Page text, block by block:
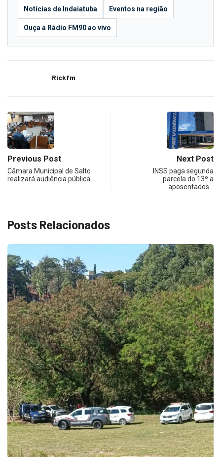
Notícias de Indaiatuba Eventos na região
Ouça a Rádio FM90 ao vivo
Rickfm
Previous Post
Câmara Municipal de Salto
realizará audiência pública
Next Post
INSS paga segunda
parcela do 13º a
aposentados…
Posts Relacionados
ECONOMIA
Queda dos empregos formais em Itu reflete...
agosto 6, 2026